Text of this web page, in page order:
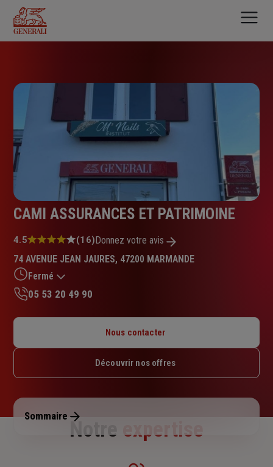
contenu
principal
CAMI ASSURANCES ET PATRIMOINE
Note
4.5
sur
5
étoiles
4.5 (16)Donnez votre avis
74 AVENUE JEAN JAURES, 47200 MARMANDE
Fermé
Mardi : 09h – 12h / 13h – 17h
Jeudi : 09h – 12h
Dimanche : Fermé
05 53 20 49 90
Nous contacter
Découvrir nos offres
Sommaire
Notre expertise